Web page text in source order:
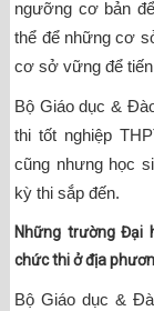
ngưỡng cơ bản
thể để những cơ
cơ sở vững để
Bộ Giáo dục &
thi tốt nghiệp
cũng nhưng học
kỳ thi sắp đến.
Những trường Đại
chức thi ở địa
Bộ Giáo dục &